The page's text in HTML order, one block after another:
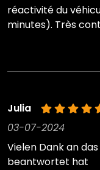
réactivité du
minutes). Très
Julia
03-07-2024
Vielen Dank an
beantwortet hat